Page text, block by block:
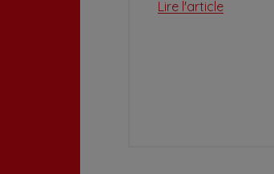
Lire l'article